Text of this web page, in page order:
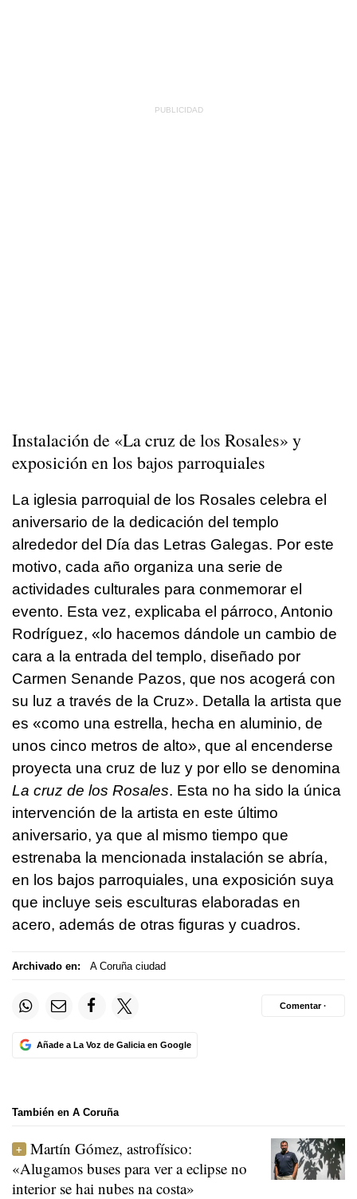
Instalación de «La cruz de los Rosales» y
exposición en los bajos parroquiales
La iglesia parroquial de los Rosales celebra el
aniversario de la dedicación del templo
alrededor del Día das Letras Galegas. Por este
motivo, cada año organiza una serie de
actividades culturales para conmemorar el
evento. Esta vez, explicaba el párroco, Antonio
Rodríguez, «lo hacemos dándole un cambio de
cara a la entrada del templo, diseñado por
Carmen Senande Pazos, que nos acogerá con
su luz a través de la Cruz». Detalla la artista que
es «como una estrella, hecha en aluminio, de
unos cinco metros de alto», que al encenderse
proyecta una cruz de luz y por ello se denomina
La cruz de los Rosales. Esta no ha sido la única
intervención de la artista en este último
aniversario, ya que al mismo tiempo que
estrenaba la mencionada instalación se abría,
en los bajos parroquiales, una exposición suya
que incluye seis esculturas elaboradas en
acero, además de otras figuras y cuadros.
Archivado en: A Coruña ciudad
Añade a La Voz de Galicia en Google
Comentar ·
También en A Coruña
Martín Gómez, astrofísico:
«Alugamos buses para ver a eclipse no
interior se hai nubes na costa»